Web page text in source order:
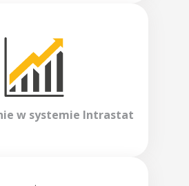
w systemie Intrastat